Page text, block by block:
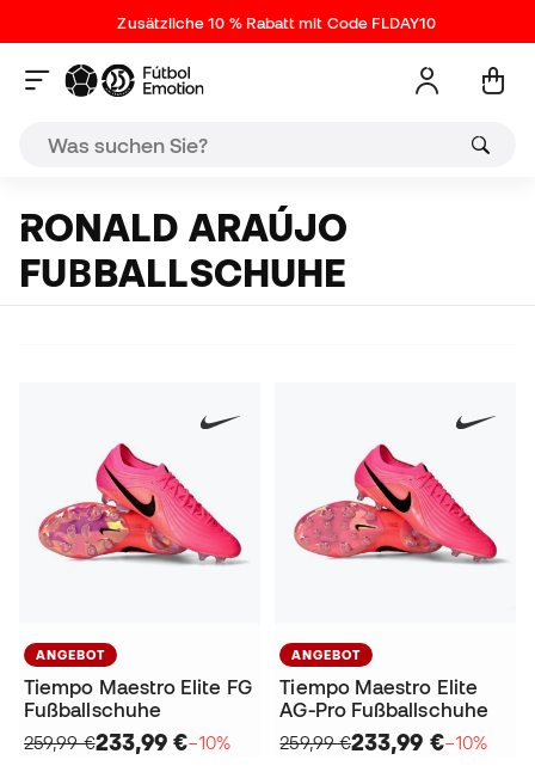
Zusätzliche 10 % Rabatt mit Code FLDAY10
RONALD ARAÚJO
FUΒBALLSCHUHE
ANGEBOT
Tiempo Maestro Elite FG
Fußballschuhe
259,99 €233,99 €−10%
ANGEBOT
Tiempo Maestro Elite
AG-Pro Fußballschuhe
259,99 €233,99 €−10%